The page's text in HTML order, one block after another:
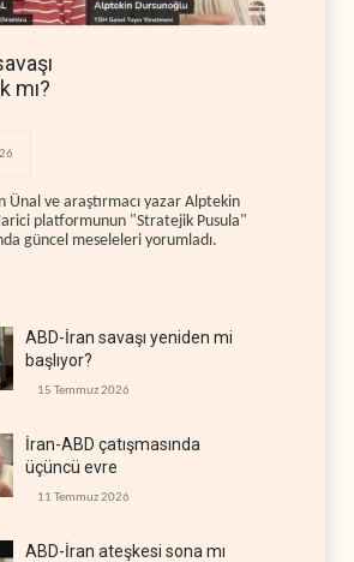
mı?
Ünal ve araştırmacı yazar Alptekin
platformunun "Stratejik Pusula"
güncel meseleleri yorumladı.
ABD-İran savaşı yeniden mi
başlıyor?
15 Temmuz 2026
İran-ABD çatışmasında
üçüncü evre
11 Temmuz 2026
ABD-İran ateşkesi sona mı